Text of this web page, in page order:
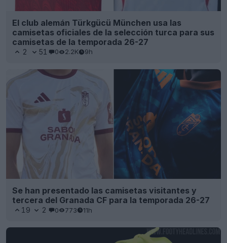
El club alemán Türkgücü München usa las
camisetas oficiales de la selección turca para sus
camisetas de la temporada 26-27
2 51 0 2.2K 9h
Se han presentado las camisetas visitantes y
tercera del Granada CF para la temporada 26-27
19 2 0 773 11h